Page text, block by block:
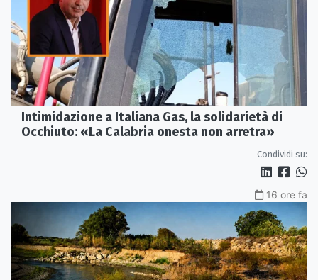
Intimidazione a Italiana Gas, la solidarietà di
Occhiuto: «La Calabria onesta non arretra»
Condividi su:
16 ore fa